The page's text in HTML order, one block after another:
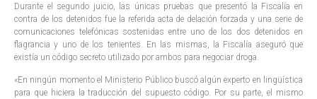
Durante el segundo juicio, las únicas pruebas que presentó la Fiscalía en
contra de los detenidos fue la referida acta de delación forzada y una serie de
comunicaciones telefónicas sostenidas entre uno de los dos detenidos en
flagrancia y uno de los tenientes. En las mismas, la Fiscalía aseguró que
existía un código secreto utilizado por ambos para negociar droga.
«En ningún momento el Ministerio Público buscó algún experto en lingüística
para que hiciera la traducción del supuesto código. Por su parte, el mismo